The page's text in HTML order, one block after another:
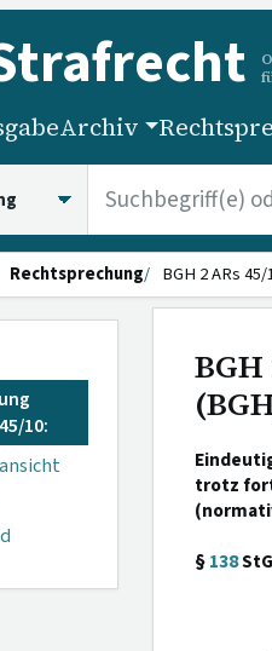
Archiv
Rechtsprechung BGH 2 ARs
10:
trotz
§138